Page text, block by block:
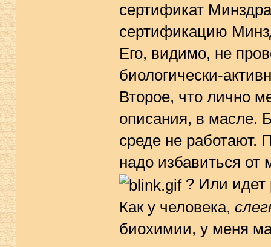
сертификат
сертификацию
Его, видимо, не
биологически-
Второе, что лично
описания, в масле.
среде не работают.
надо избавиться
? Или идет
Как у человека,
биохимии, у меня